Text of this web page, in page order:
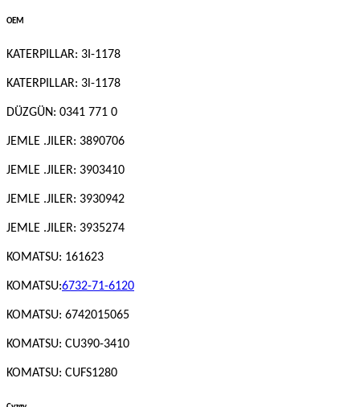
OEM
KATERPILLAR: 3I-1178
KATERPILLAR: 3l-1178
DÜZGÜN: 0341 771 0
JEMLE .JILER: 3890706
JEMLE .JILER: 3903410
JEMLE .JILER: 3930942
JEMLE .JILER: 3935274
KOMATSU: 161623
KOMATSU:6732-71-6120
KOMATSU: 6742015065
KOMATSU: CU390-3410
KOMATSU: CUFS1280